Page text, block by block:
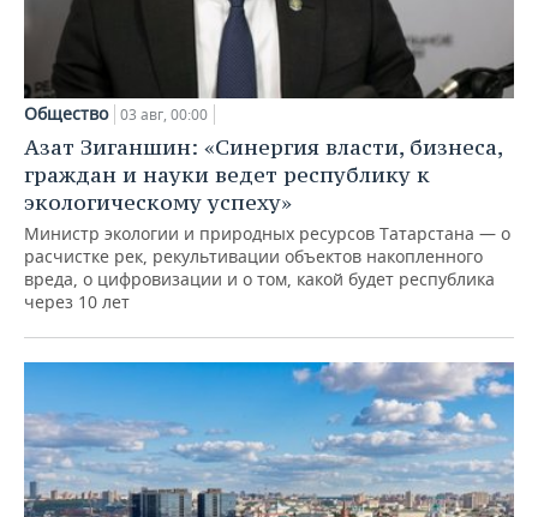
Общество 03 авг, 00:00
Азат Зиганшин: «Синергия власти, бизнеса,
граждан и науки ведет республику к
экологическому успеху»
Министр экологии и природных ресурсов Татарстана — о
расчистке рек, рекультивации объектов накопленного
вреда, о цифровизации и о том, какой будет республика
через 10 лет